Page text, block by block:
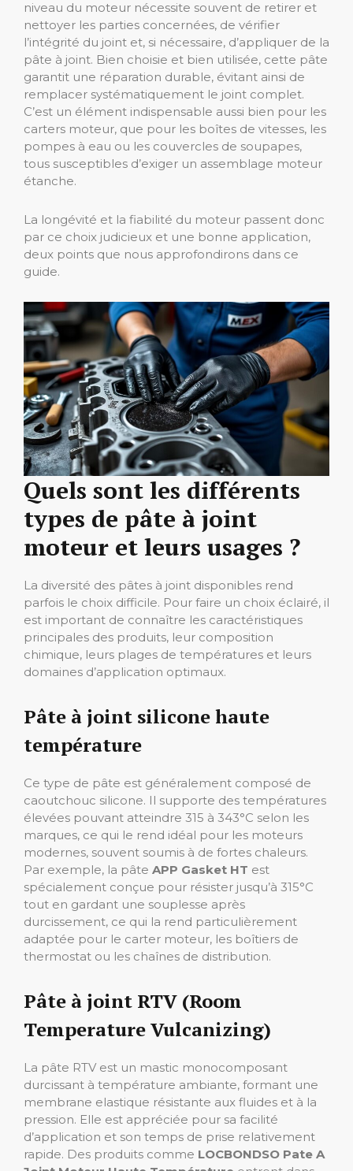
niveau du moteur nécessite souvent de retirer et
nettoyer les parties concernées, de vérifier
l’intégrité du joint et, si nécessaire, d’appliquer de la
pâte à joint. Bien choisie et bien utilisée, cette pâte
garantit une réparation durable, évitant ainsi de
remplacer systématiquement le joint complet.
C’est un élément indispensable aussi bien pour les
carters moteur, que pour les boîtes de vitesses, les
pompes à eau ou les couvercles de soupapes,
tous susceptibles d’exiger un assemblage moteur
étanche.
La longévité et la fiabilité du moteur passent donc
par ce choix judicieux et une bonne application,
deux points que nous approfondirons dans ce
guide.
Quels sont les différents
types de pâte à joint
moteur et leurs usages ?
La diversité des pâtes à joint disponibles rend
parfois le choix difficile. Pour faire un choix éclairé, il
est important de connaître les caractéristiques
principales des produits, leur composition
chimique, leurs plages de températures et leurs
domaines d’application optimaux.
Pâte à joint silicone haute
température
Ce type de pâte est généralement composé de
caoutchouc silicone. Il supporte des températures
élevées pouvant atteindre 315 à 343°C selon les
marques, ce qui le rend idéal pour les moteurs
modernes, souvent soumis à de fortes chaleurs.
Par exemple, la pâte APP Gasket HT est
spécialement conçue pour résister jusqu’à 315°C
tout en gardant une souplesse après
durcissement, ce qui la rend particulièrement
adaptée pour le carter moteur, les boîtiers de
thermostat ou les chaînes de distribution.
Pâte à joint RTV (Room
Temperature Vulcanizing)
La pâte RTV est un mastic monocomposant
durcissant à température ambiante, formant une
membrane elastique résistante aux fluides et à la
pression. Elle est appréciée pour sa facilité
d’application et son temps de prise relativement
rapide. Des produits comme LOCBONDSO Pate A